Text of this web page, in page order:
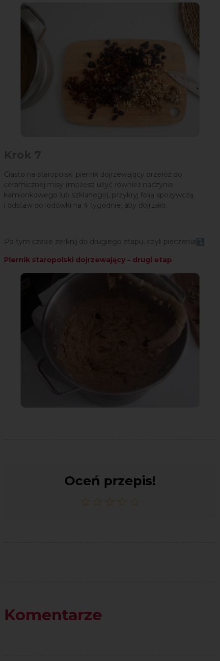
Ciasto na staropolski piernik dojrzewający przełóż do
ceramicznej misy (możesz użyć również naczynia
kamionkowego lub szklanego), przykryj folią spożywczą
i odstaw do lodówki na 4 tygodnie, aby dojrzało.
Po tym czasie zerknij do drugiego etapu, czyli pieczenia⤵️
Piernik staropolski dojrzewający – drugi etap
Oceń przepis!
Komentarze